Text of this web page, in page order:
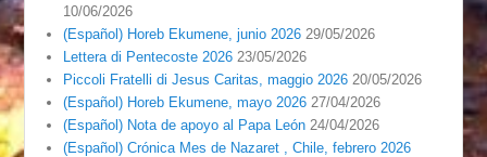
10/06/2026
(Español) Horeb Ekumene, junio 2026 29/05/2026
Lettera di Pentecoste 2026 23/05/2026
Piccoli Fratelli di Jesus Caritas, maggio 2026 20/05/2026
(Español) Horeb Ekumene, mayo 2026 27/04/2026
(Español) Nota de apoyo al Papa León 24/04/2026
(Español) Crónica Mes de Nazaret , Chile, febrero 2026